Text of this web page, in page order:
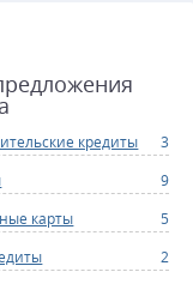
кредиты
3
9
карты
5
2